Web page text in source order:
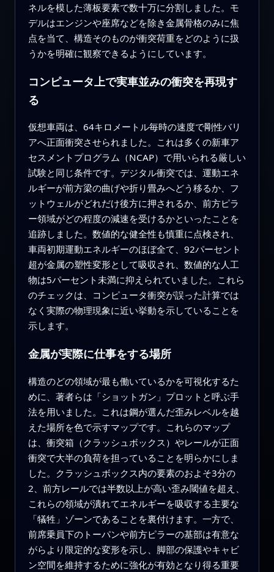
ネルを模した薄板要素で数十万に分割しました。モ
デルはエンジンや座席などを除き金属骨格のみに焦
点を当て、構造そのものが衝突荷重をどのように扱
うかを明確に観察できるようにしています。
コンピュータ上で実車並みの衝突を再現す
る
仮想車両は、64キロメートル毎時の速度で剛性バリ
アへ正面衝突させられました。これは多くの新車ア
セスメントプログラム（NCAP）で用いられる厳しい
試験と同じ条件です。デジタル衝突では、運動エネ
ルギーが前方梁の曲げや折り畳みへどう移るか、フ
ットウェルがどれだけ後方に押されるか、前方ピラ
ー領域がどの程度の減速を受けるかといったことを
追跡しました。数値的な健全性も慎重に点検され、
車両初期運動エネルギーのほぼ全て、92パーセント
超が金属の塑性変形として吸収され、数値的な人工
物は5パーセント未満に抑えられていました。これら
のチェックは、コンピュータ衝突が誤った計算では
なく実際の物理現象に近い挙動を示していることを
示します。
金属が実際に仕事をする場所
構造のどの領域が最も働いているかを可視化するた
めに、著者らは「ショットガン」プロットと呼ぶ手
法を用いました。これは鋼が選んだ歪みレベルを越
えた場所を色で示すマップです。これらのマップ
は、衝突箱（クラッシュボックス）やレールが正面
衝突で大半の負荷を担っていることを明らかにしま
した。クラッシュボックス内の要素のおよそ3分の
2、前方レールでは半数以上が高い歪み閾値を超え、
これらの領域が潰れてエネルギーを吸収する主要な
「犠牲」ゾーンであることを裏付けます。一方で、
前席乗員下のトーパンや前方ピラーの基部は有意な
がらより限定的な変形を示し、脚部の保護やキャビ
ン空間を維持するために強化が有効となり得る重要